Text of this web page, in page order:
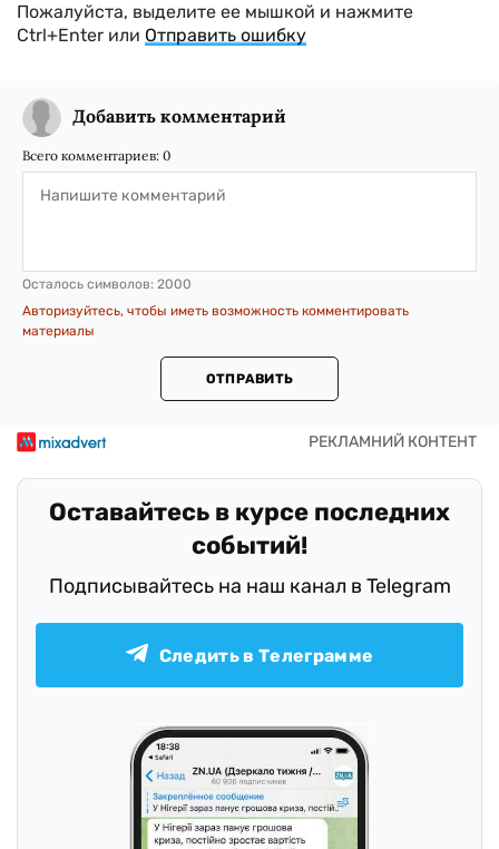
Пожалуйста, выделите ее мышкой и нажмите
Ctrl+Enter или Отправить ошибку
Добавить комментарий
Всего комментариев: 0
Осталось символов: 2000
Авторизуйтесь, чтобы иметь возможность комментировать
материалы
ОТПРАВИТЬ
Оставайтесь в курсе последних
событий!
Подписывайтесь на наш канал в Telegram
Следить в Телеграмме